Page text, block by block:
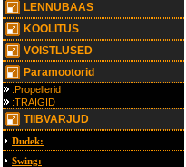
LENNUBAAS
KOOLITUS
VOISTLUSED
Paramootorid
:Propellerid
:TRAIGID
TIIBVARJUD
Dudek:
Swing: